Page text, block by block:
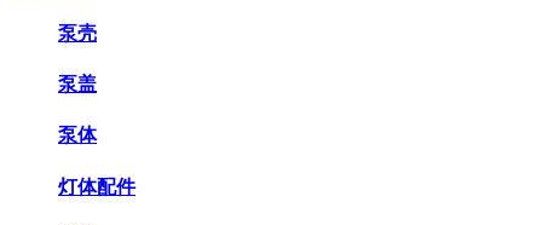
泵壳
泵盖
泵体
灯体配件